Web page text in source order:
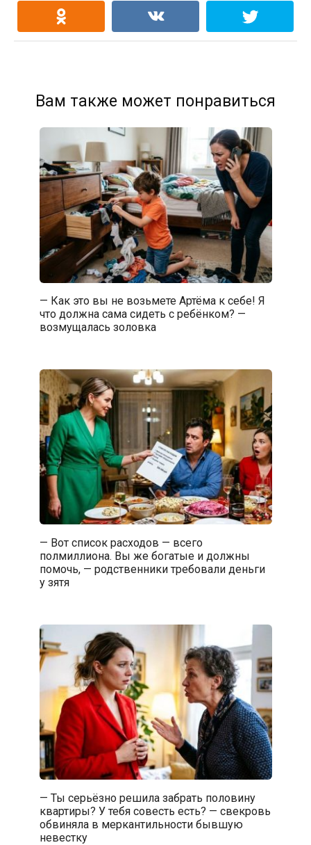
Вам также может понравиться
— Как это вы не возьмете Артёма к себе! Я
что должна сама сидеть с ребёнком? —
возмущалась золовка
— Вот список расходов — всего
полмиллиона. Вы же богатые и должны
помочь, — родственники требовали деньги
у зятя
— Ты серьёзно решила забрать половину
квартиры? У тебя совесть есть? — свекровь
обвиняла в меркантильности бывшую
невестку